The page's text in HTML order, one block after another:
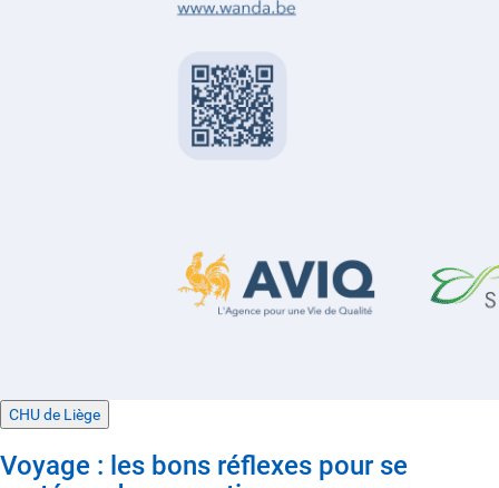
CHU de Liège
Voyage : les bons réflexes pour se